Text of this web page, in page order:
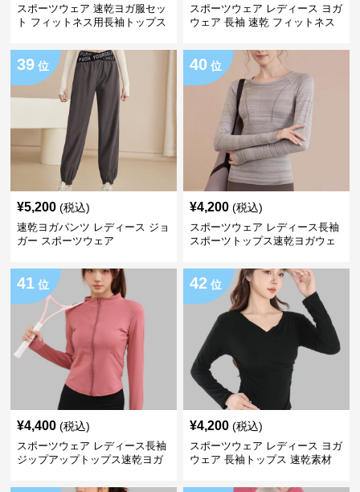
スポーツウェア 速乾ヨガ服セッ
ト フィットネス用長袖トップス
スポーツウェア レディース ヨガ
ウェア 長袖 速乾 フィットネス
39 位
¥5,200 (税込)
速乾ヨガパンツ レディース ジョ
ガー スポーツウェア
40 位
¥4,200 (税込)
スポーツウェア レディース長袖
スポーツトップス速乾ヨガウェ
41 位
¥4,400 (税込)
スポーツウェア レディース長袖
ジップアップトップス速乾ヨガ
42 位
¥4,200 (税込)
スポーツウェア レディース ヨガ
ウェア 長袖トップス 速乾素材